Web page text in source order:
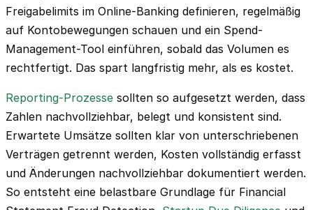
Freigabelimits im Online-Banking definieren, regelmäßig
auf Kontobewegungen schauen und ein Spend-
Management-Tool einführen, sobald das Volumen es
rechtfertigt. Das spart langfristig mehr, als es kostet.
Reporting-Prozesse sollten so aufgesetzt werden, dass
Zahlen nachvollziehbar, belegt und konsistent sind.
Erwartete Umsätze sollten klar von unterschriebenen
Verträgen getrennt werden, Kosten vollständig erfasst
und Änderungen nachvollziehbar dokumentiert werden.
So entsteht eine belastbare Grundlage für Financial